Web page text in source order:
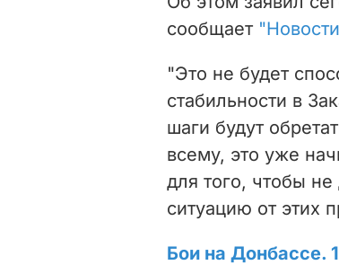
сообщает
"Это не будет
стабильности в
шаги будут
всему, это уже
для того, чтобы не
ситуацию от этих
Бои на Донбассе.